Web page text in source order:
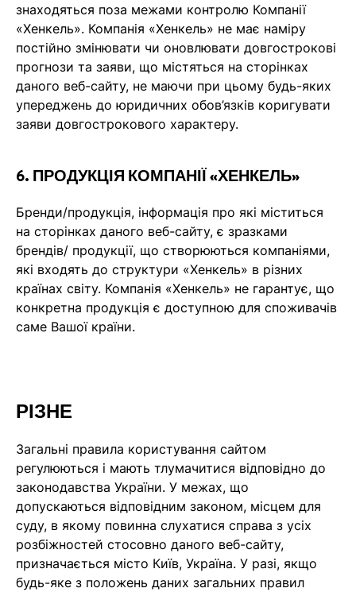
знаходяться поза межами контролю Компанії
«Хенкель». Компанія «Хенкель» не має наміру
постійно змінювати чи оновлювати довгострокові
прогнози та заяви, що містяться на сторінках
даного веб-сайту, не маючи при цьому будь-яких
упереджень до юридичних обов’язків коригувати
заяви довгострокового характеру.
6. ПРОДУКЦІЯ КОМПАНІЇ «ХЕНКЕЛЬ»
Бренди/продукція, інформація про які міститься
на сторінках даного веб-сайту, є зразками
брендів/ продукції, що створюються компаніями,
які входять до структури «Хенкель» в різних
країнах світу. Компанія «Хенкель» не гарантує, що
конкретна продукція є доступною для споживачів
саме Вашої країни.
РІЗНЕ
Загальні правила користування сайтом
регулюються і мають тлумачитися відповідно до
законодавства України. У межах, що
допускаються відповідним законом, місцем для
суду, в якому повинна слухатися справа з усіх
розбіжностей стосовно даного веб-сайту,
призначається місто Київ, Україна. У разі, якщо
будь-яке з положень даних загальних правил